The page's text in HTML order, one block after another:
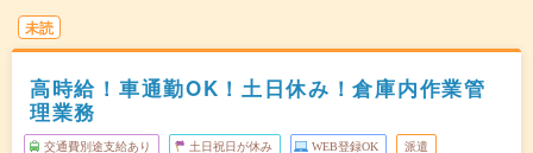
未読
高時給！車通勤OK！土日休み！倉庫内作業管
理業務
交通費別途支給あり 土日祝日が休み WEB登録OK 派遣